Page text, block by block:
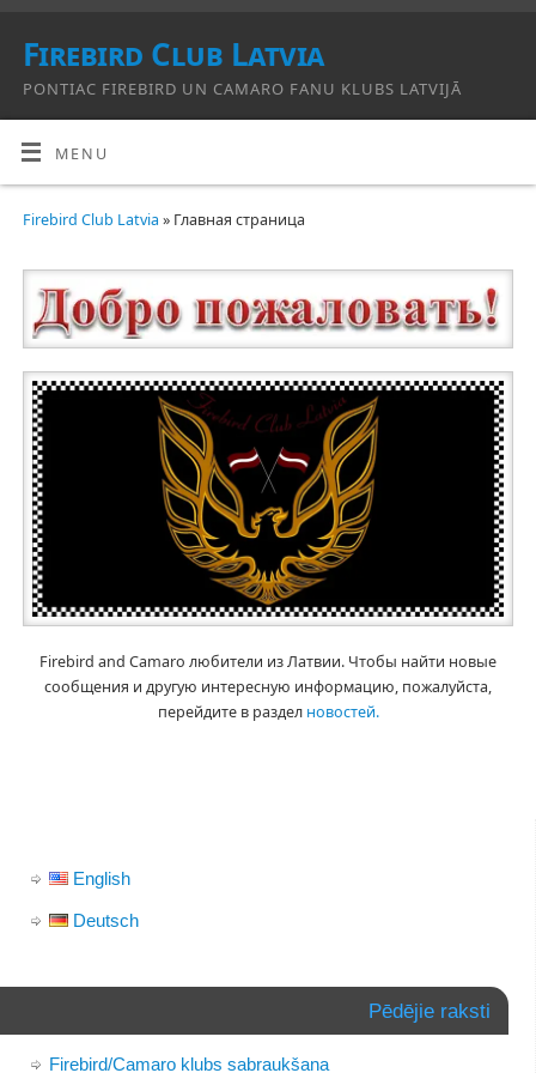
Firebird Club Latvia
PONTIAC FIREBIRD UN CAMARO FANU KLUBS LATVIJĀ
MENU
Firebird Club Latvia » Главная страница
Firebird and Camaro любители из Латвии. Чтобы найти новые
сообщения и другую интересную информацию, пожалуйста,
перейдите в раздел новостей.
English
Deutsch
Pēdējie raksti
Firebird/Camaro klubs sabraukšana